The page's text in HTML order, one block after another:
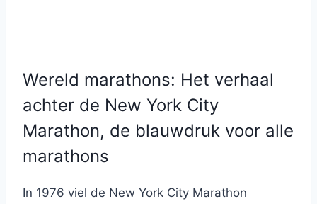
Wereld marathons: Het verhaal
achter de New York City
Marathon, de blauwdruk voor alle
marathons
In 1976 viel de New York City Marathon